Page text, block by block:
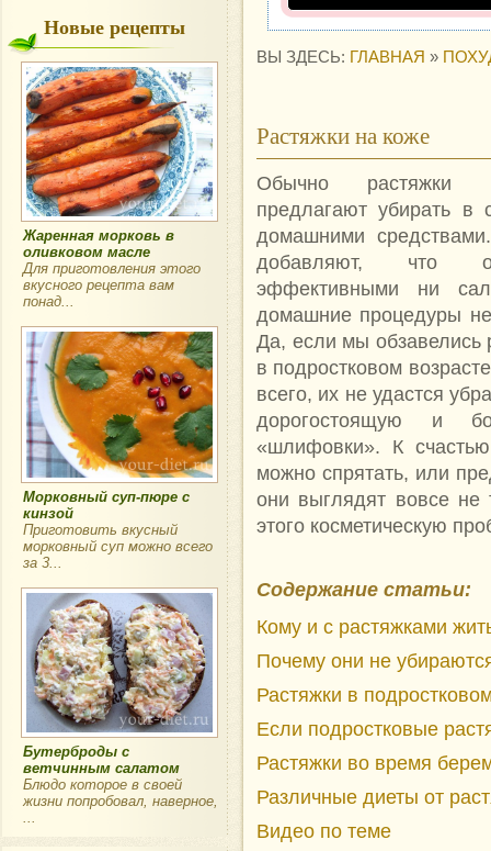
Новые рецепты
Жаренная морковь в
оливковом масле
Для приготовления этого
вкусного рецепта вам
понад...
Морковный суп-пюре с
кинзой
Приготовить вкусный
морковный суп можно всего
за 3...
Бутерброды с
ветчинным салатом
Блюдо которое в своей
жизни попробовал, наверное,
ВЫ ЗДЕСЬ: ГЛАВНАЯ »
Растяжки на коже
Обычно
предлагают убирать в
домашними
добавляют, что
эффективными ни
домашние процедуры
Да, если мы обзавелись
в подростковом
всего, их не удастся
дорогостоящую и
«шлифовки». К
можно спрятать, или
они выглядят вовсе не
этого косметическую
Содержание статьи:
Кому и с растяжками
Почему они не
Растяжки в
Если подростковые
Растяжки во время
Различные диеты от
Видео по теме